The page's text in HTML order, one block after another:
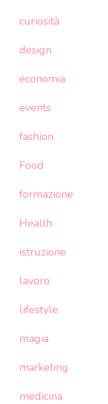
curiosità
design
economia
events
fashion
Food
formazione
Health
istruzione
lavoro
lifestyle
magia
marketing
medicina